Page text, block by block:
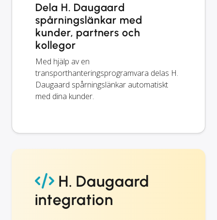
Dela H. Daugaard
spårningslänkar med
kunder, partners och
kollegor
Med hjälp av en
transporthanteringsprogramvara delas H.
Daugaard spårningslänkar automatiskt
med dina kunder.
H. Daugaard
integration